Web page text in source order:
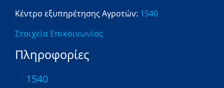
Κέντρο εξυπηρέτησης Αγροτών: 1540
Στοιχεία Επικοινωνίας
Πληροφορίες
1540